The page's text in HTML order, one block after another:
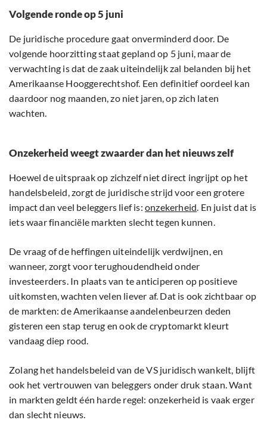
Volgende ronde op 5 juni
De juridische procedure gaat onverminderd door. De
volgende hoorzitting staat gepland op 5 juni, maar de
verwachting is dat de zaak uiteindelijk zal belanden bij het
Amerikaanse Hooggerechtshof. Een definitief oordeel kan
daardoor nog maanden, zo niet jaren, op zich laten
wachten.
Onzekerheid weegt zwaarder dan het nieuws zelf
Hoewel de uitspraak op zichzelf niet direct ingrijpt op het
handelsbeleid, zorgt de juridische strijd voor een grotere
impact dan veel beleggers lief is: onzekerheid. En juist dat is
iets waar financiële markten slecht tegen kunnen.
De vraag of de heffingen uiteindelijk verdwijnen, en
wanneer, zorgt voor terughoudendheid onder
investeerders. In plaats van te anticiperen op positieve
uitkomsten, wachten velen liever af. Dat is ook zichtbaar op
de markten: de Amerikaanse aandelenbeurzen deden
gisteren een stap terug en ook de cryptomarkt kleurt
vandaag diep rood.
Zolang het handelsbeleid van de VS juridisch wankelt, blijft
ook het vertrouwen van beleggers onder druk staan. Want
in markten geldt één harde regel: onzekerheid is vaak erger
dan slecht nieuws.